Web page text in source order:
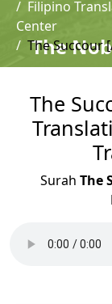
The
Filipino
Center
The Succour
The
Surah The